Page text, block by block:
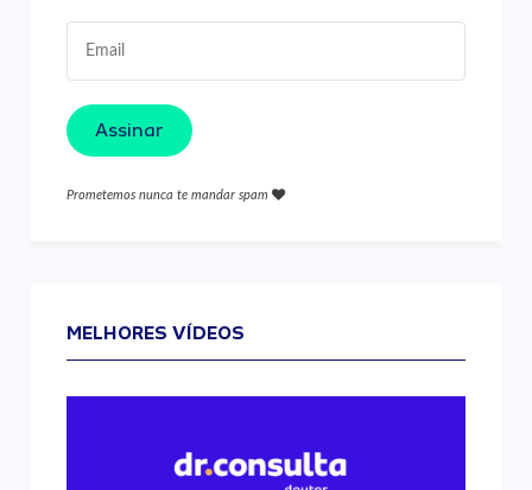
Assinar
Prometemos nunca te mandar spam
MELHORES VÍDEOS